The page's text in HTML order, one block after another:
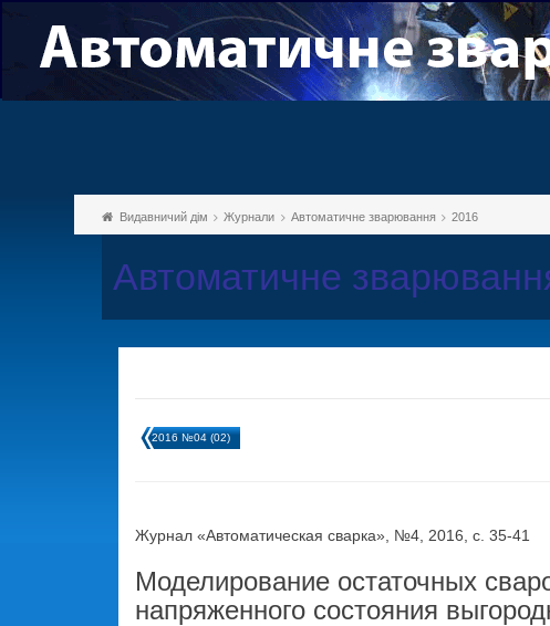
Видавничий дім Журнали Автоматичне зварювання 2016
Автоматичне
2016 №04 (02)
Журнал «Автоматическая сварка», №4, 2016, с. 35-41
Моделирование остаточных
напряженного состояния